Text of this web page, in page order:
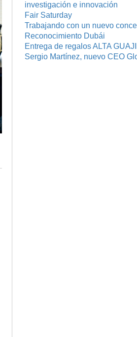
investigación e innovación
Fair Saturday
Trabajando con un nuevo
Reconocimiento Dubái
Entrega de regalos ALTA
Sergio Martínez, nuevo CEO